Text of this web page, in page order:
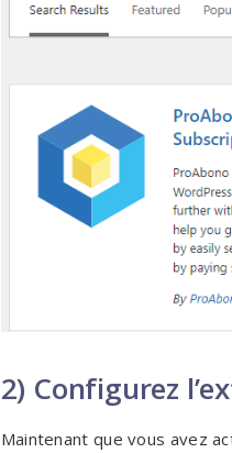
2) Configurez
Maintenant que vous avez